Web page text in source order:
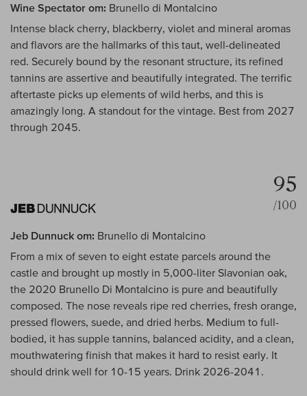
Wine Spectator om: Brunello di Montalcino
Intense black cherry, blackberry, violet and mineral aromas
and flavors are the hallmarks of this taut, well-delineated
red. Securely bound by the resonant structure, its refined
tannins are assertive and beautifully integrated. The terrific
aftertaste picks up elements of wild herbs, and this is
amazingly long. A standout for the vintage. Best from 2027
through 2045.
95
/100
Jeb Dunnuck om: Brunello di Montalcino
From a mix of seven to eight estate parcels around the
castle and brought up mostly in 5,000-liter Slavonian oak,
the 2020 Brunello Di Montalcino is pure and beautifully
composed. The nose reveals ripe red cherries, fresh orange,
pressed flowers, suede, and dried herbs. Medium to full-
bodied, it has supple tannins, balanced acidity, and a clean,
mouthwatering finish that makes it hard to resist early. It
should drink well for 10-15 years. Drink 2026-2041.